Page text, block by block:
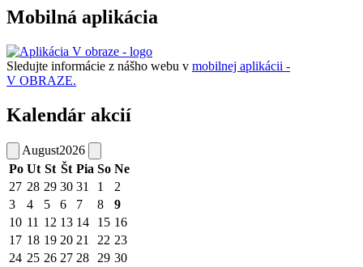
Mobilná aplikácia
Sledujte informácie z nášho webu v mobilnej aplikácii -
V OBRAZE.
Kalendár akcií
August2026
Po Ut St Št Pia So Ne
27 28 29 30 31 1
2
3
4 5 6 7 8
9
10 11 12 13 14 15 16
17 18 19 20 21 22 23
24 25 26 27 28 29 30